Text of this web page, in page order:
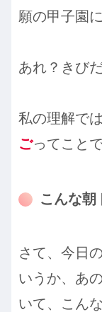
願の甲子園
あれ？きび
私の理解で
ごってこと
こんな朝
さて、今日
いうか、あ
いて、こん